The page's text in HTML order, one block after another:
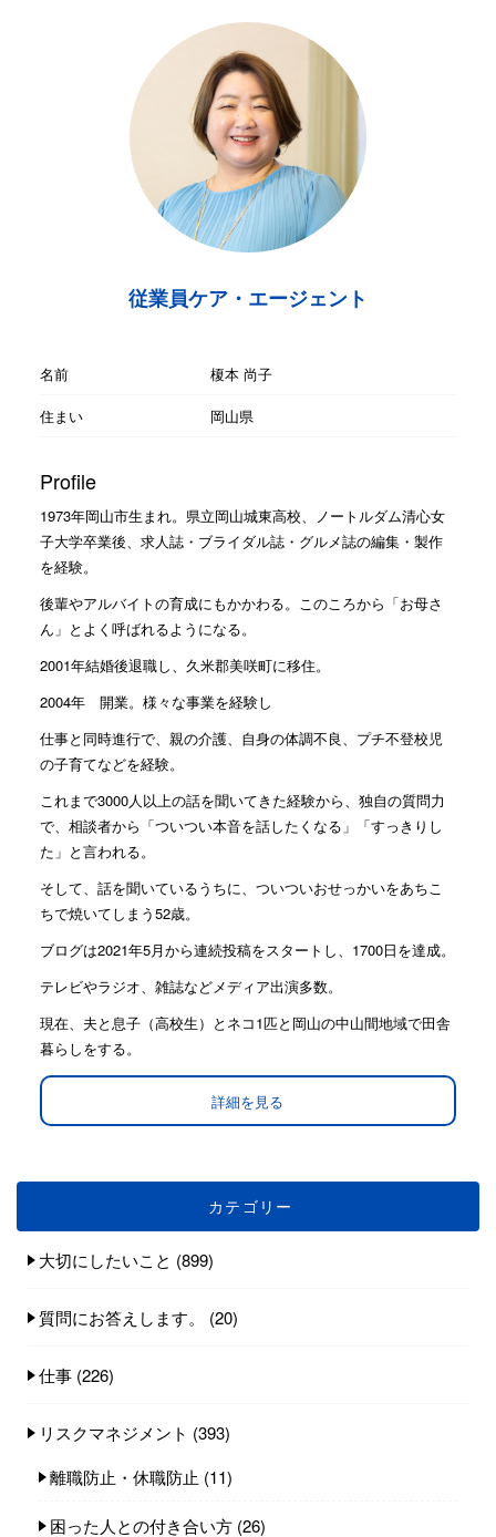
従業員ケア・エージェント
名前
榎本 尚子
住まい
岡山県
Profile
1973年岡山市生まれ。県立岡山城東高校、ノートルダム清心女
子大学卒業後、求人誌・ブライダル誌・グルメ誌の編集・製作
を経験。
後輩やアルバイトの育成にもかかわる。このころから「お母さ
ん」とよく呼ばれるようになる。
2001年結婚後退職し、久米郡美咲町に移住。
2004年 開業。様々な事業を経験し
仕事と同時進行で、親の介護、自身の体調不良、プチ不登校児
の子育てなどを経験。
これまで3000人以上の話を聞いてきた経験から、独自の質問力
で、相談者から「ついつい本音を話したくなる」「すっきりし
た」と言われる。
そして、話を聞いているうちに、ついついおせっかいをあちこ
ちで焼いてしまう52歳。
ブログは2021年5月から連続投稿をスタートし、1700日を達成。
テレビやラジオ、雑誌などメディア出演多数。
現在、夫と息子（高校生）とネコ1匹と岡山の中山間地域で田舎
暮らしをする。
詳細を見る
カテゴリー
大切にしたいこと (899)
質問にお答えします。 (20)
仕事 (226)
リスクマネジメント (393)
離職防止・休職防止 (11)
困った人との付き合い方 (26)